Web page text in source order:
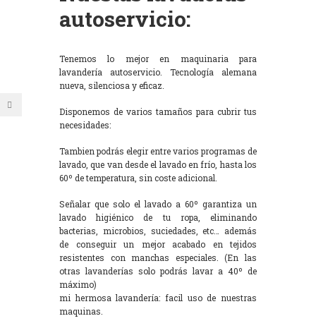
autoservicio:
Tenemos lo mejor en maquinaria para
lavandería autoservicio. Tecnología alemana
nueva, silenciosa y eficaz.
Disponemos de varios tamaños para cubrir tus
necesidades:
Tambien podrás elegir entre varios programas de
lavado, que van desde el lavado en frío, hasta los
60º de temperatura, sin coste adicional.
Señalar que solo el lavado a 60º garantiza un
lavado higiénico de tu ropa, eliminando
bacterias, microbios, suciedades, etc… además
de conseguir un mejor acabado en tejidos
resistentes con manchas especiales. (En las
otras lavanderías solo podrás lavar a 40º de
máximo)
mi hermosa lavandería: facil uso de nuestras
maquinas.